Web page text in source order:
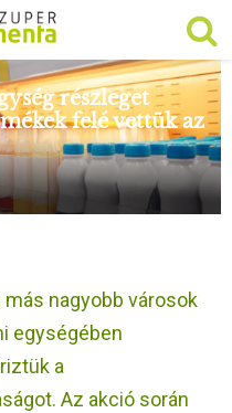
részleget
felé vettük az
nagyobb városok
egységében
a
Az akció során